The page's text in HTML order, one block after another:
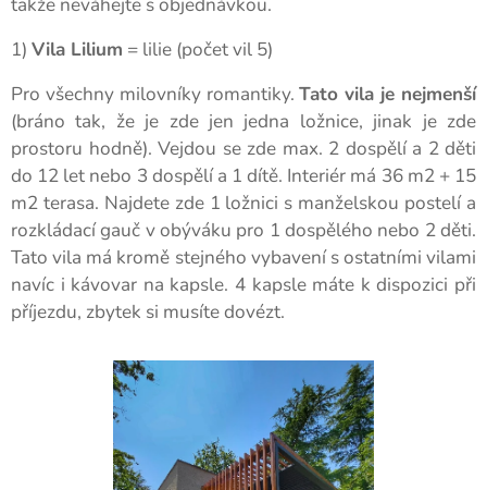
1) Vila Lilium = lilie (počet vil 5)
Pro všechny milovníky romantiky.Tato vila je nejmenší
(bráno tak, že je zde jen jedna ložnice, jinak je zde
prostoru hodně). Vejdou se zde max. 2 dospělí a 2 děti
do 12 let nebo 3 dospělí a 1 dítě. Interiér má 36 m2 + 15
m2 terasa. Najdete zde 1 ložnici s manželskou postelí a
rozkládací gauč v obýváku pro 1 dospělého nebo 2 děti.
Tato vila má kromě stejného vybavení s ostatními vilami
navíc i kávovar na kapsle. 4 kapsle máte k dispozici při
příjezdu, zbytek si musíte dovézt.